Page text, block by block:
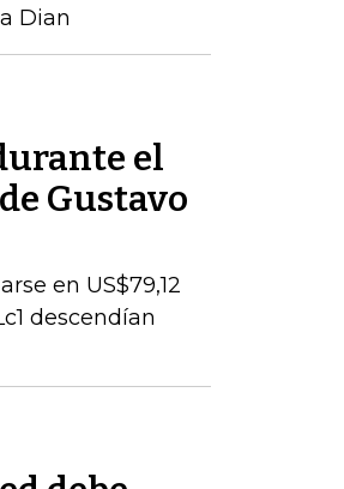
Dian
el
Gustavo
en US$79,12
descendían